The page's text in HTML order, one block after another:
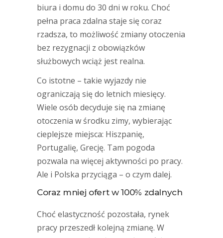
biura i domu do 30 dni w roku. Choć
pełna praca zdalna staje się coraz
rzadsza, to możliwość zmiany otoczenia
bez rezygnacji z obowiązków
służbowych wciąż jest realna.
Co istotne – takie wyjazdy nie
ograniczają się do letnich miesięcy.
Wiele osób decyduje się na zmianę
otoczenia w środku zimy, wybierając
cieplejsze miejsca: Hiszpanię,
Portugalię, Grecję. Tam pogoda
pozwala na więcej aktywności po pracy.
Ale i Polska przyciąga – o czym dalej.
Coraz mniej ofert w 100% zdalnych
Choć elastyczność pozostała, rynek
pracy przeszedł kolejną zmianę. W